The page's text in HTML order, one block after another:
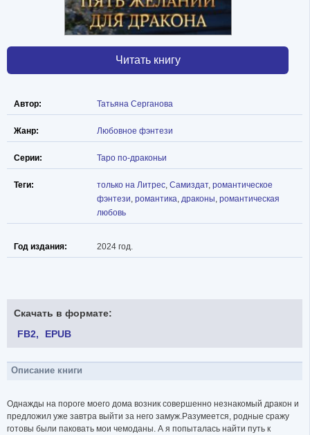
Читать книгу
Автор: Татьяна Серганова
Жанр: Любовное фэнтези
Серии: Таро по-драконьи
Теги: только на Литрес Самиздат, романтическое
фэнтези романтика драконы романтическая
любовь
Год издания: 2024 год.
Скачать в формате:
FB2
EPUB
Описание книги
Однажды на пороге моего дома возник совершенно незнакомый дракон и
предложил уже завтра выйти за него замуж.Разумеется, родные сражу
готовы были паковать мои чемоданы. А я попыталась найти путь к